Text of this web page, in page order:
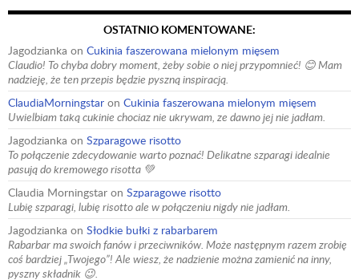
OSTATNIO KOMENTOWANE:
Jagodzianka on Cukinia faszerowana mielonym mięsem
Claudio! To chyba dobry moment, żeby sobie o niej przypomnieć! 😊 Mam
nadzieję, że ten przepis będzie pyszną inspiracją.
ClaudiaMorningstar on Cukinia faszerowana mielonym mięsem
Uwielbiam taką cukinie chociaz nie ukrywam, ze dawno jej nie jadłam.
Jagodzianka on Szparagowe risotto
To połączenie zdecydowanie warto poznać! Delikatne szparagi idealnie
pasują do kremowego risotta 💚
Claudia Morningstar on Szparagowe risotto
Lubię szparagi, lubię risotto ale w połączeniu nigdy nie jadłam.
Jagodzianka on Słodkie bułki z rabarbarem
Rabarbar ma swoich fanów i przeciwników. Może następnym razem zrobię
coś bardziej „Twojego”! Ale wiesz, że nadzienie można zamienić na inny,
pyszny składnik 😉.